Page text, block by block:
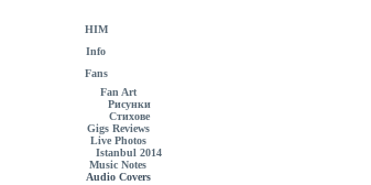
HIM
Info
Fans
Fan Art
Рисунки
Стихове
Gigs Reviews
Live Photos
Istanbul 2014
Music Notes
Audio Covers